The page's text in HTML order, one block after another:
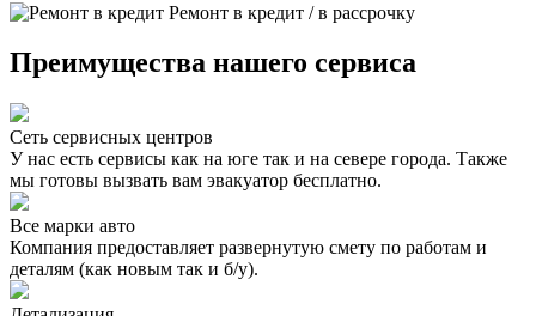
Ремонт в кредит / в рассрочку
Преимущества нашего сервиса
Сеть сервисных центров
У нас есть сервисы как на юге так и на севере города. Также
мы готовы вызвать вам эвакуатор бесплатно.
Все марки авто
Компания предоставляет развернутую смету по работам и
деталям (как новым так и б/у).